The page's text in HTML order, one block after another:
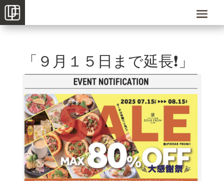
「９月１５日まで延長❗️」